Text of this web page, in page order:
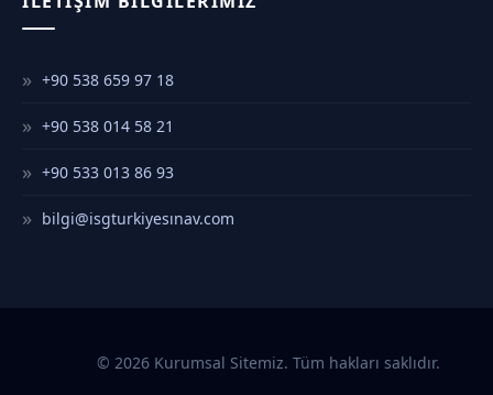
+90 538 659 97 18
+90 538 014 58 21
+90 533 013 86 93
bilgi@isgturkiyesınav.com
© 2026 Kurumsal Sitemiz. Tüm hakları saklıdır.